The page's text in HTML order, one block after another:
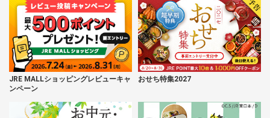
JRE MALLショッピングレビューキャ
ンペーン
おせち特集2027